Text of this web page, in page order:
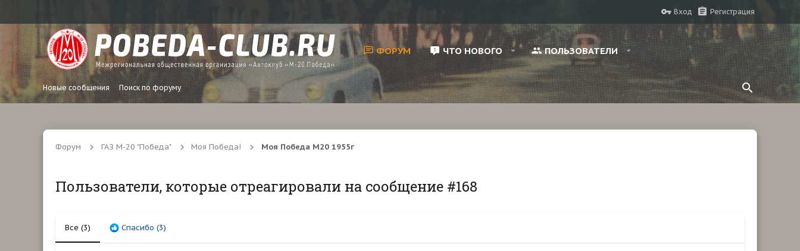
Вход Регистрация
ФОРУМ ЧТО НОВОГО ПОЛЬЗОВАТЕЛИ
Новые сообщения Поиск по форуму
Форум ГАЗ М-20 "Победа" Моя Победа! Моя Победа М20 1955г
Пользователи, которые отреагировали на сообщение #168
Все (3) Спасибо (3)